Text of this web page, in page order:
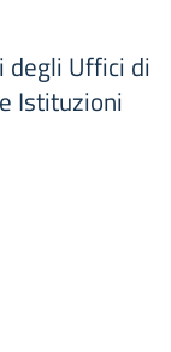
Uffici di
Istituzioni